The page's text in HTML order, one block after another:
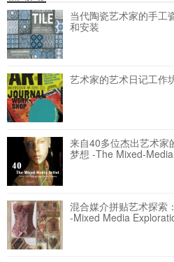
当代陶瓷艺术家的手工
和安装
艺术家的艺术日记工作
来自40多位杰出艺术家
梦想 -The Mixed-
混合媒介拼贴艺术探索
-Mixed Media